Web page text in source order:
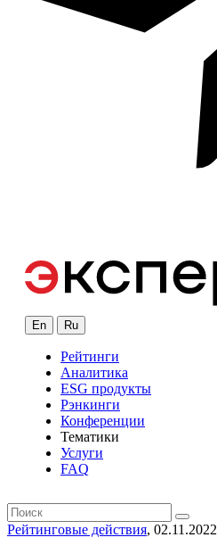
En Ru
Рейтинги
Аналитика
ESG продукты
Рэнкинги
Конференции
Тематики
Услуги
FAQ
Рейтинговые действия, 02.11.2022